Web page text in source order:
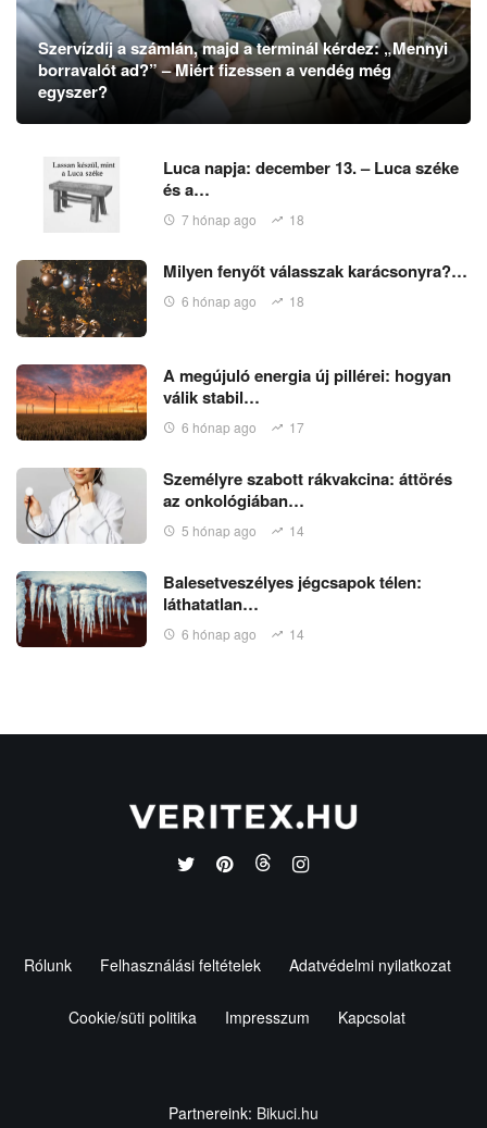
Szervízdíj a számlán, majd a terminál kérdez: „Mennyi
borravalót ad?” – Miért fizessen a vendég még
egyszer?
Luca napja: december 13. – Luca széke
és a…
7 hónap ago 18
Milyen fenyőt válasszak karácsonyra?…
6 hónap ago 18
A megújuló energia új pillérei: hogyan
válik stabil…
6 hónap ago 17
Személyre szabott rákvakcina: áttörés
az onkológiában…
5 hónap ago 14
Balesetveszélyes jégcsapok télen:
láthatatlan…
6 hónap ago 14
Rólunk Felhasználási feltételek Adatvédelmi nyilatkozat
Cookie/süti politika Impresszum Kapcsolat
Partnereink: Bikuci.hu